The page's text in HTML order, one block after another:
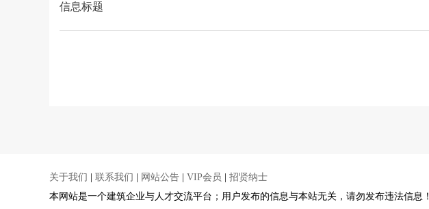
信息标题
关于我们 联系我们 网站公告 VIP会员
招贤纳士
本网站是一个建筑企业与人才交流平台；用户发布的信息与本站无关，请勿发布违法信息！